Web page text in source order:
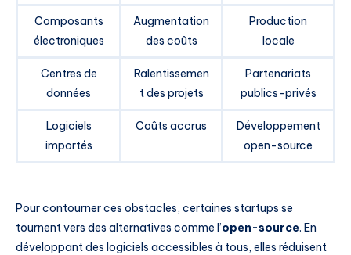
Composants
électroniques
Augmentation
des coûts
Production
locale
Centres de
données
Ralentissemen
t des projets
Partenariats
publics-privés
Logiciels
importés
Coûts accrus
Développement
open-source
Pour contourner ces obstacles, certaines startups se
tournent vers des alternatives comme l’open-source. En
développant des logiciels accessibles à tous, elles réduisent